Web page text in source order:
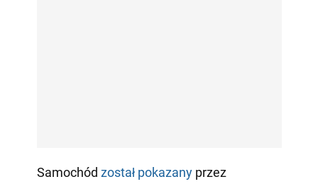
Samochód został pokazanyprzez